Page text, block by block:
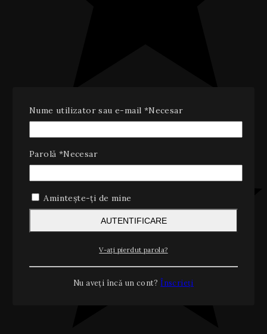
Nume utilizator sau e-mail *Necesar
Parolă *Necesar
Amintește-ți de mine
AUTENTIFICARE
V-ați pierdut parola?
Nu aveți încă un cont? Înscrieți